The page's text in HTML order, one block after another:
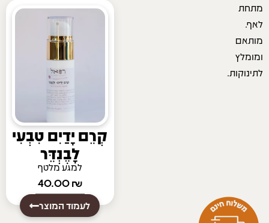
מתחת
לאף.
מותאם
ומומלץ
לתינוקות.
קְרֵם יָדַיִם טִבְעִי
לָבֶנְדֵּר
למגע מלטף
₪
40.00
לעמוד המוצר